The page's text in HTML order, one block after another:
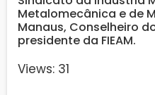
Metalomecânica e de
Manaus, Conselheiro
presidente da FIEAM.
Views: 31